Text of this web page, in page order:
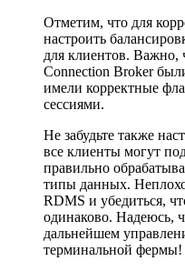
Отметим, что для
настроить
для клиентов. Важно,
Connection Broker
имели корректные
сессиями.
Не забудьте также
все клиенты могут
правильно
типы данных.
RDMS и убедиться,
одинаково. Надеюсь,
дальнейшем
терминальной фермы!